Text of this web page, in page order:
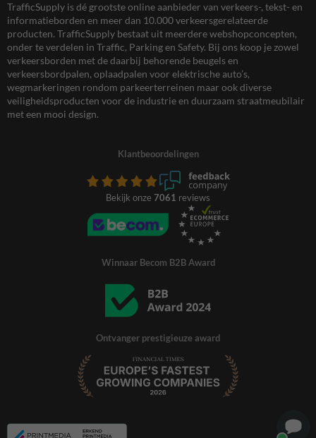
TrafficSupply is dé grootste online aanbieder van verkeers-, tekst- en
informatieborden en meer dan 10.000 verkeersgerelateerde
producten. TrafficSupply bestaat uit meerdere webshopconcepten,
onder te verdelen in Traffic, Parking en Safety. Bij ons koop je zowel
verkeersborden met de daarbij behorende beugels en
verkeersbordpalen, oplaadpalen voor elektrische auto’s,
wegmarkeringen rondom parkeerterreinen maar ook diverse
veiligheidsproducten voor de industrie en duurzaam straatmeubilair
met een mooi design.
Klantbeoordelingen
Bekijk onze 7061 reviews
Winnaar Becom B2B Award
Ontvanger prestigieuze award